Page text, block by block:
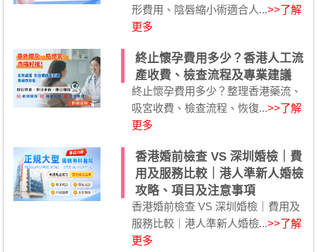
形費用、陰唇縮小術適合人...>>了解
更多
終止懷孕費用多少？香港人工流
產收費、檢查流程及專業建議
終止懷孕費用多少？整理香港藥流、
吸宮收費、檢查流程、恢復...>>了解
更多
香港婚前檢查 VS 深圳婚檢｜費
用及服務比較｜港人準新人婚檢
攻略、項目及注意事項
香港婚前檢查 VS 深圳婚檢｜費用及
服務比較｜港人準新人婚檢...>>了解
更多